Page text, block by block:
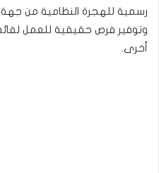
رسمية للهجرة النظامية من
وتوفير فرص حقيقية للعمل
أخرى.